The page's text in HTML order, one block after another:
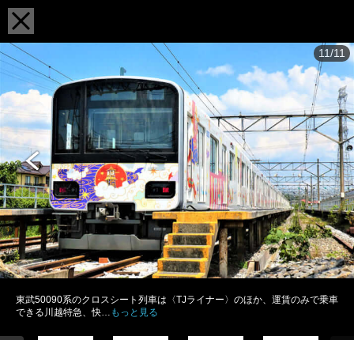
11/11
東武50090系のクロスシート列車は〈TJライナー〉のほか、運賃のみで乗車
できる川越特急、快…
もっと見る